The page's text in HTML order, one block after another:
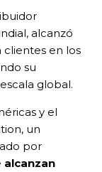
alcanzó
clientes en los
su
global.
y el
un
por
alcanzan